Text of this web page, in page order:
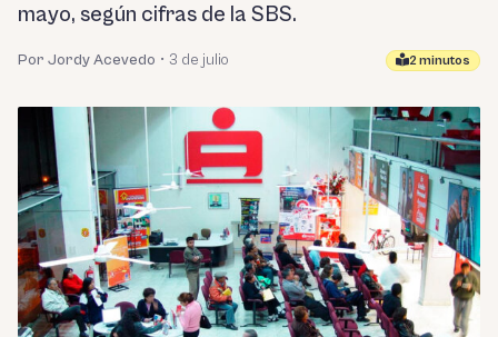
mayo, según cifras de la SBS.
Por Jordy Acevedo • 3 de julio 2 minutos